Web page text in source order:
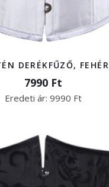
DERÉKFŰZŐ, FEHÉR
7990 Ft
Eredeti ár: 9990 Ft